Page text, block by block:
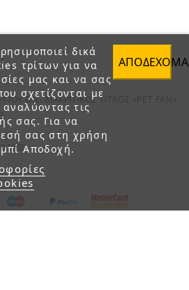
δικά
τρίτων για να
μας και να σας
σχετίζονται με
τις
σας. Για να
σας στη χρήση
Αποδοχή.
Ο.Ε. ΔΙΑΚΡΙΤΙΚΟΣ ΤΙΤΛΟΣ «PET FAN»